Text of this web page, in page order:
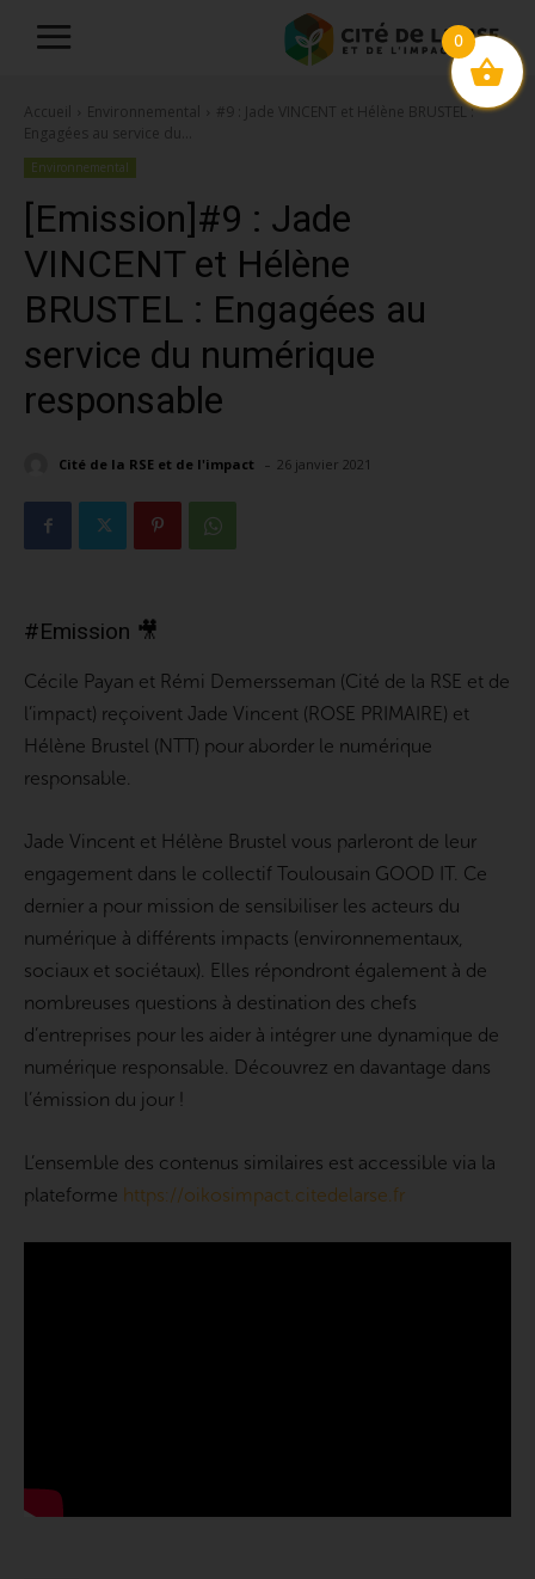
Accueil Environnemental
#9 : Jade VINCENT et Hélène BRUSTEL :
Engagées au service du...
Environnemental
[Emission]#9 : Jade
VINCENT et Hélène
BRUSTEL : Engagées au
service du numérique
responsable
Cité de la RSE et de l'impact - 26 janvier 2021
#Emission 🎥
Cécile Payan et Rémi Demersseman (Cité de la RSE et de
l’impact) reçoivent Jade Vincent (ROSE PRIMAIRE) et
Hélène Brustel (NTT) pour aborder le numérique
responsable.
Jade Vincent et Hélène Brustel vous parleront de leur
engagement dans le collectif Toulousain GOOD IT. Ce
dernier a pour mission de sensibiliser les acteurs du
numérique à différents impacts (environnementaux,
sociaux et sociétaux). Elles répondront également à de
nombreuses questions à destination des chefs
d’entreprises pour les aider à intégrer une dynamique de
numérique responsable. Découvrez en davantage dans
l’émission du jour !
L’ensemble des contenus similaires est accessible via la
plateforme https://oikosimpact.citedelarse.fr
0